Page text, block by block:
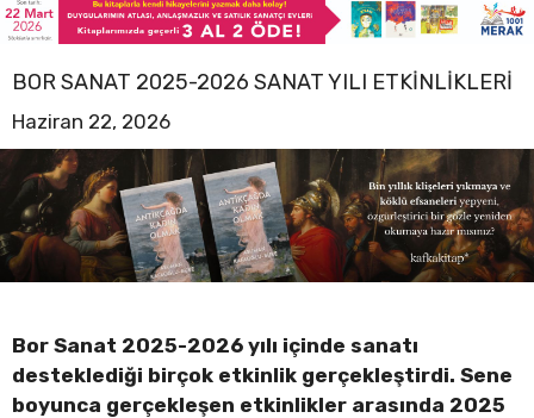
BOR SANAT 2025-2026 SANAT YILI ETKINLIKLERI
Haziran 22, 2026
Bor Sanat 2025-2026 yılı içinde sanatı
desteklediği birçok etkinlik gerçekleştirdi. Sene
boyunca gerçekleşen etkinlikler arasında 2025